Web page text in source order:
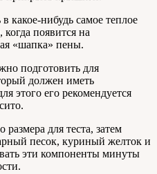
какое-нибудь самое теплое
появится на
«шапка» пены.
подготовить для
должен иметь
этого его рекомендуется
для теста, затем
песок, куриный желток и
эти компоненты минуты